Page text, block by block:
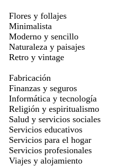
Flores y follajes
Minimalista
Moderno y sencillo
Naturaleza y paisajes
Retro y vintage
Fabricación
Finanzas y seguros
Informática y tecnología
Religión y espiritualismo
Salud y servicios sociales
Servicios educativos
Servicios para el hogar
Servicios profesionales
Viajes y alojamiento